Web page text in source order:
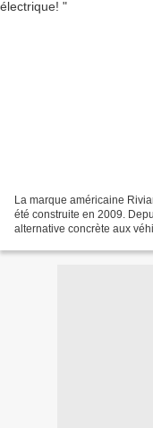
La marque américaine
été construite en 2009.
alternative concrète aux